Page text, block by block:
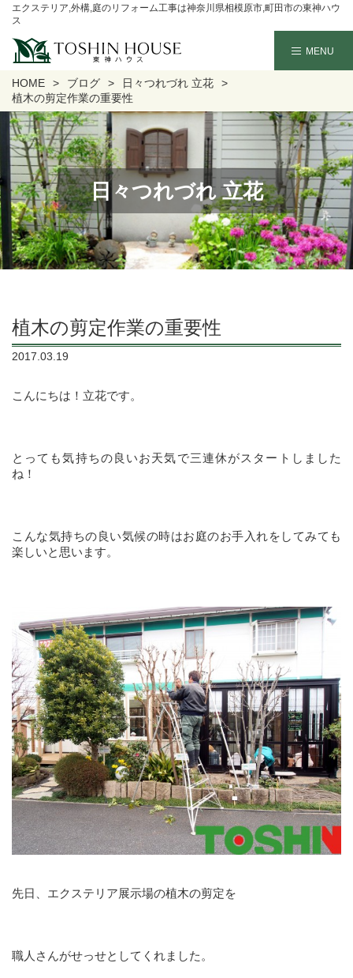
エクステリア,外構,庭のリフォーム工事は神奈川県相模原市,町田市の東神ハウ
ス
HOME ブログ
日々つれづれ 立花
植木の剪定作業の重要性
日々つれづれ 立花
植木の剪定作業の重要性
2017.03.19
こんにちは！立花です。
とっても気持ちの良いお天気で三連休がスタートしました
ね！
こんな気持ちの良い気候の時はお庭のお手入れをしてみても
楽しいと思います。
先日、エクステリア展示場の植木の剪定を
職人さんがせっせとしてくれました。